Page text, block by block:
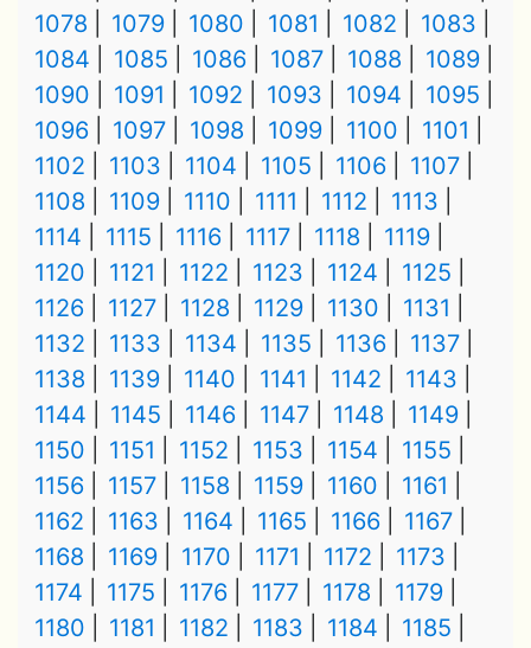
1078
1079 1080 1081 1082
1083
1084
1085 1086 1087 1088
1089
1090
1091 1092 1093 1094
1095
1096
1097 1098 1099 1100
1101
1102
1103 1104 1105 1106
1107
1108
1109 1110 1111 1112
1113
1114
1115 1116 1117 1118
1119
1120
1121 1122 1123 1124
1125
1126
1127 1128 1129 1130
1131
1132
1133 1134 1135 1136
1137
1138
1139 1140 1141 1142
1143
1144
1145 1146 1147 1148
1149
1150
1151 1152 1153 1154
1155
1156
1157 1158 1159 1160
1161
1162
1163 1164 1165 1166
1167
1168
1169 1170 1171 1172
1173
1174
1175 1176 1177 1178
1179
1180
1181 1182 1183 1184
1185